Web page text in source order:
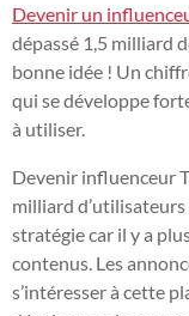
Devenir un
dépassé 1,5 milliard
bonne idée ! Un
qui se développe
à utiliser.
Devenir influenceur
milliard
stratégie car il y a
contenus. Les
s’intéresser à cette